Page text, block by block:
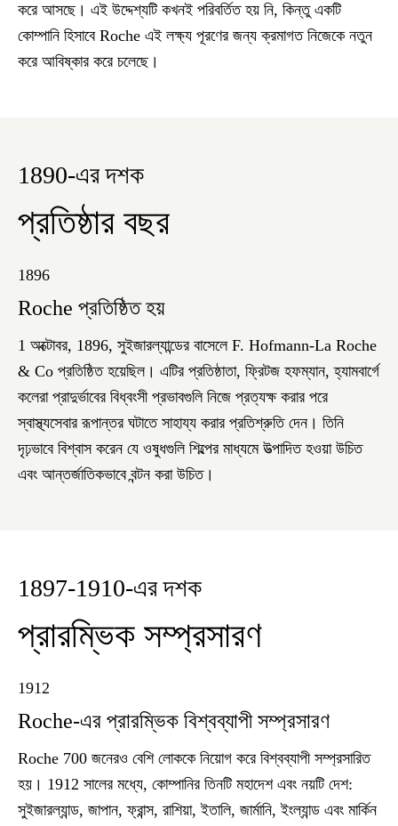
করে আসছে। এই উদ্দেশ্যটি কখনই পরিবর্তিত হয় নি, কিন্তু একটি
কোম্পানি হিসাবে Roche এই লক্ষ্য পূরণের জন্য ক্রমাগত নিজেকে নতুন
করে আবিষ্কার করে চলেছে।
1890-এর দশক
প্রতিষ্ঠার বছর
1896
Roche প্রতিষ্ঠিত হয়
1 অক্টোবর, 1896, সুইজারল্যান্ডের বাসেলে F. Hofmann-La Roche
& Co প্রতিষ্ঠিত হয়েছিল। এটির প্রতিষ্ঠাতা, ফ্রিটজ হফম্যান, হ্যামবার্গে
কলেরা প্রাদুর্ভাবের বিধ্বংসী প্রভাবগুলি নিজে প্রত্যক্ষ করার পরে
স্বাস্থ্যসেবার রূপান্তর ঘটাতে সাহায্য করার প্রতিশ্রুতি দেন। তিনি
দৃঢ়ভাবে বিশ্বাস করেন যে ওষুধগুলি শিল্পের মাধ্যমে উত্পাদিত হওয়া উচিত
এবং আন্তর্জাতিকভাবে বন্টন করা উচিত।
1897-1910-এর দশক
প্রারম্ভিক সম্প্রসারণ
1912
Roche-এর প্রারম্ভিক বিশ্বব্যাপী সম্প্রসারণ
Roche 700 জনেরও বেশি লোককে নিয়োগ করে বিশ্বব্যাপী সম্প্রসারিত
হয়। 1912 সালের মধ্যে, কোম্পানির তিনটি মহাদেশ এবং নয়টি দেশ:
সুইজারল্যান্ড, জাপান, ফ্রান্স, রাশিয়া, ইতালি, জার্মানি, ইংল্যান্ড এবং মার্কিন